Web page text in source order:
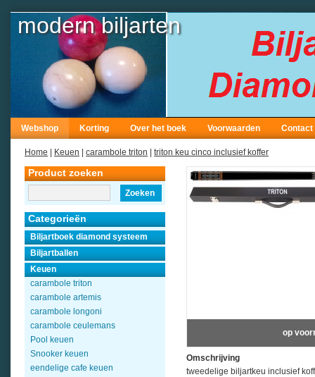
modern biljarten
Webshop Korting Over het boek Voorwaarden Contact
Home Keuen carambole triton triton keu cinco inclusief koffer
Product zoeken
Zoeken
Categorieën
Biljartboek diamond systeem
Biljartballen
Keuen
carambole triton
carambole artemis
carambole longoni
carambole ceulemans
Pool keuen
Snooker keuen
eendelige cafe keuen
op
Omschrijving
tweedelige biljartkeu inclusief